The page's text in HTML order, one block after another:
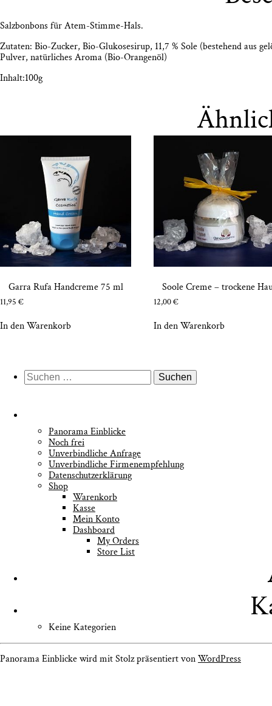
Salz­bon­bons für Atem-Stimme-Hals.
Zuta­ten: Bio-Zucker, Bio-Glu­ko­se­si­rup, 11,7 % Sole (bestehend aus
Pul­ver, natür­li­ches Aro­ma (Bio-Oran­gen­öl)
Inhalt:100g
Gar­ra Rufa Hand­creme 75 ml
11,95 €
In den Warenkorb
Soo­le Creme – tro­cke­ne
12,00€
In den Warenkorb
Suche
nach:
Pan­ora­ma Einblicke
Noch frei
Unver­bind­li­che Anfrage
Unver­bind­li­che Firmenempfehlung
Daten­schutz­er­klä­rung
Shop
Waren­korb
Kas­se
Mein Kon­to
Dash­board
My Orders
Store List
Keine Kategorien
Panorama Einblicke wird mit Stolz präsentiert vonWordPress